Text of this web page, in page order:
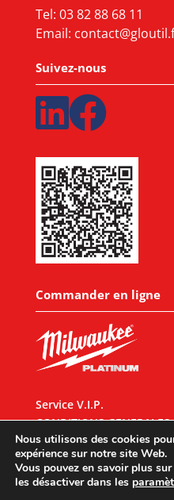
Tel: 03 82 88 68 11
Email:
Suivez-nous
Commander en ligne
Service V.I.P.
CONDITIONS GENERALES
Nous utilisons des cookies
expérience sur notre site Web.
Vous pouvez en savoir plus
les désactiver dans les